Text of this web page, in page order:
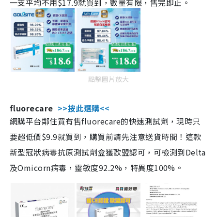
一支平均不用$17.9就買到，數量有限，售完即止。
點擊圖片放大
fluorecare >>按此選購<<
網購平台鄰住買有售fluorecare的快速測試劑，現時只
要超低價$9.9就買到，購買前請先注意送貨時間！這款
新型冠狀病毒抗原測試劑盒獲歐盟認可，可檢測到Delta
及Omicorn病毒，靈敏度92.2%，特異度100%。